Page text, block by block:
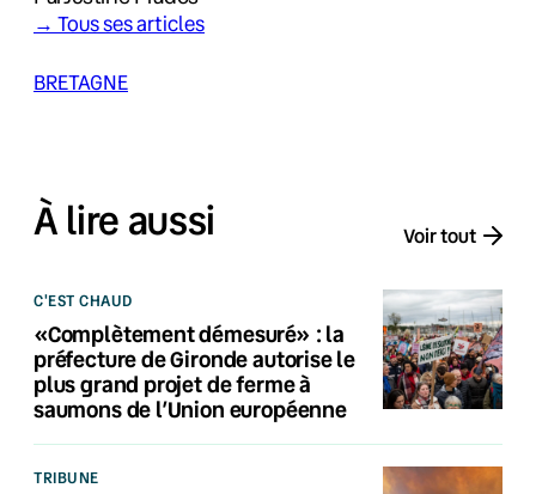
→ Tous ses articles
BRETAGNE
À lire aussi Voir tout
C'EST CHAUD
«Complètement démesuré» : la
préfecture de Gironde autorise le
plus grand projet de ferme à
saumons de l’Union européenne
TRIBUNE